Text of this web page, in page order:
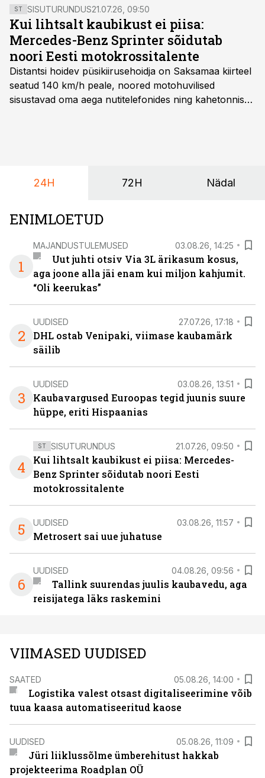
ST SISUTURUNDUS21.07.26, 09:50
Kui lihtsalt kaubikust ei piisa:
Mercedes-Benz Sprinter sõidutab
noori Eesti motokrossitalente
Distantsi hoidev püsikiirusehoidja on Saksamaa kiirteel
seatud 140 km/h peale, noored motohuvilised
sisustavad oma aega nutitelefonides ning kahetonnises
24H 72H Nädal
ENIMLOETUD
1
MAJANDUSTULEMUSED 03.08.26, 14:25
Uut juhti otsiv Via 3L ärikasum kosus,
aga joone alla jäi enam kui miljon kahjumit.
“Oli keerukas”
2
UUDISED 27.07.26, 17:18
DHL ostab Venipaki, viimase kaubamärk
säilib
3
UUDISED 03.08.26, 13:51
Kaubavargused Euroopas tegid juunis suure
hüppe, eriti Hispaanias
4
ST SISUTURUNDUS 21.07.26, 09:50
Kui lihtsalt kaubikust ei piisa: Mercedes-
Benz Sprinter sõidutab noori Eesti
motokrossitalente
5 UUDISED 03.08.26, 11:57
Metrosert sai uue juhatuse
6
UUDISED 04.08.26, 09:56
Tallink suurendas juulis kaubavedu, aga
reisijatega läks raskemini
VIIMASED UUDISED
SAATED 05.08.26, 14:00
Logistika valest otsast digitaliseerimine võib
tuua kaasa automatiseeritud kaose
UUDISED 05.08.26, 11:09
Jüri liiklussõlme ümberehitust hakkab
projekteerima Roadplan OÜ